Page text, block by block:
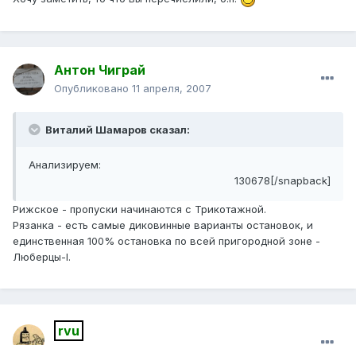
Антон Чиграй
Опубликовано 11 апреля, 2007
Виталий Шамаров сказал:
Анализируем:
130678[/snapback]
Рижское - пропуски начинаются с Трикотажной.
Рязанка - есть самые диковинные варианты остановок, и
единственная 100% остановка по всей пригородной зоне -
Люберцы-I.
rvu